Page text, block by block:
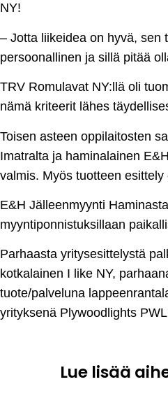
NY!
– Jotta liikeidea on hyvä, sen
persoonallinen ja sillä pitää
TRV Romulavat NY:llä oli
nämä kriteerit lähes
Toisen asteen oppilaitosten
Imatralta ja haminalainen
valmis. Myös tuotteen esittely
E&H Jälleenmyynti
myyntiponnistuksillaan
Parhaasta yritysesittelystä
kotkalainen I like NY,
tuote/palveluna
yrityksenä Plywoodlights
Lue lisää